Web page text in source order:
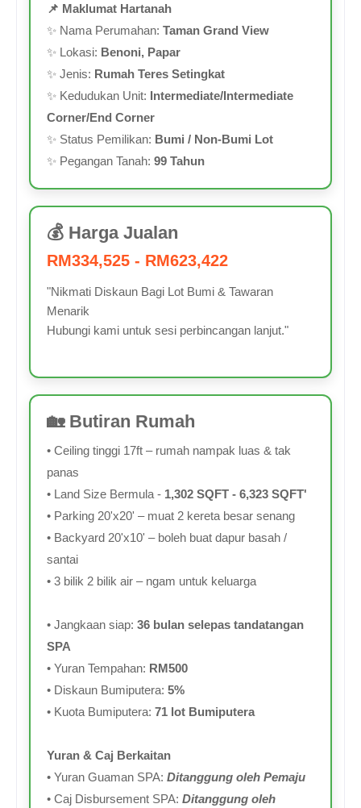
📌 Maklumat Hartanah
✨ Nama Perumahan: Taman Grand View
✨ Lokasi: Benoni, Papar
✨ Jenis: Rumah Teres Setingkat
✨ Kedudukan Unit: Intermediate/Intermediate
Corner/End Corner
✨ Status Pemilikan: Bumi / Non-Bumi Lot
✨ Pegangan Tanah: 99 Tahun
💰 Harga Jualan
RM334,525 - RM623,422
"Nikmati Diskaun Bagi Lot Bumi & Tawaran
Menarik
Hubungi kami untuk sesi perbincangan lanjut."
🏡 Butiran Rumah
• Ceiling tinggi 17ft – rumah nampak luas & tak
panas
• Land Size Bermula - 1,302 SQFT - 6,323 SQFT'
• Parking 20'x20' – muat 2 kereta besar senang
• Backyard 20'x10' – boleh buat dapur basah /
santai
• 3 bilik 2 bilik air – ngam untuk keluarga
• Jangkaan siap: 36 bulan selepas tandatangan
SPA
• Yuran Tempahan: RM500
• Diskaun Bumiputera: 5%
• Kuota Bumiputera: 71 lot Bumiputera
Yuran & Caj Berkaitan
• Yuran Guaman SPA: Ditanggung oleh Pemaju
• Caj Disbursement SPA: Ditanggung oleh